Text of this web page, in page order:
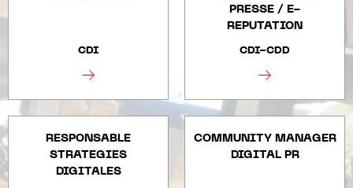
CDI
PRESSE / E-
REPUTATION
CDI-CDD
RESPONSABLE
STRATEGIES
DIGITALES
COMMUNITY MANAGER
DIGITAL PR